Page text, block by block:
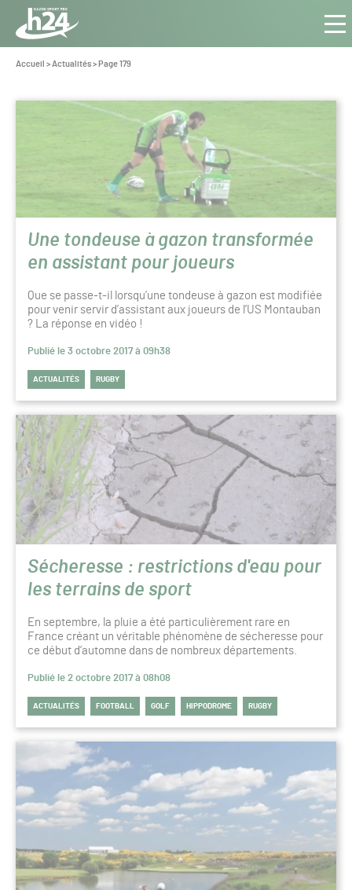
Panneau de gestion des cookies
Aller au contenu
Toute
l’info
Vous
Accueil >Actualités> Page 179
Actualités
Une tondeuse à gazon transformée
en assistant pour joueurs
Que se passe-t-il lorsqu’une tondeuse à gazon est modifiée
pour venir servir d’assistant aux joueurs de l’US Montauban
? La réponse en vidéo !
Publié le 3 octobre 2017 à 09h38
ACTUALITÉS RUGBY
Sécheresse : restrictions d'eau pour
les terrains de sport
En septembre, la pluie a été particulièrement rare en
France créant un véritable phénomène de sécheresse pour
ce début d’automne dans de nombreux départements.
Publié le 2 octobre 2017 à 08h08
ACTUALITÉS FOOTBALL GOLF HIPPODROME RUGBY